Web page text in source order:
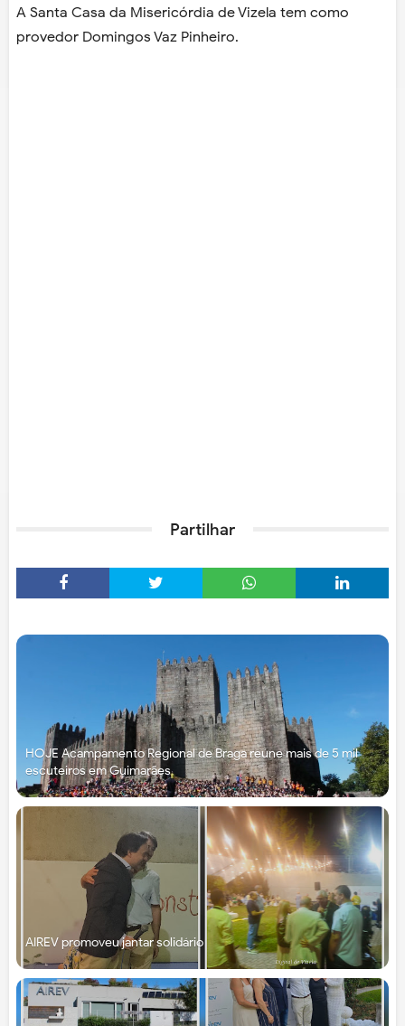
A Santa Casa da Misericórdia de Vizela tem como
provedor Domingos Vaz Pinheiro.
Partilhar
HOJE Acampamento Regional de Braga reúne mais de 5 mil
escuteiros em Guimarães
AIREV promoveu jantar solidário